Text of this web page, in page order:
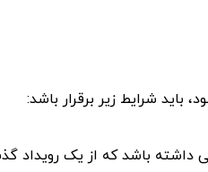
شرایط زیر برقرار باشد:
داشته باشد که از یک رویداد